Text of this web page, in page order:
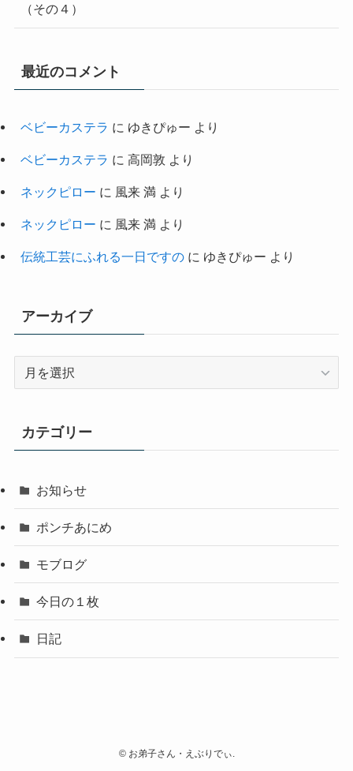
（その４）
最近のコメント
ベビーカステラ に ゆきぴゅー より
ベビーカステラ に 高岡敦 より
ネックピロー に 風来 満 より
ネックピロー に 風来 満 より
伝統工芸にふれる一日ですのに ゆきぴゅー より
アーカイブ
ブ
カテゴリー
お知らせ
ポンチあにめ
モブログ
今日の１枚
日記
©お弟子さん・えぶりでぃ.